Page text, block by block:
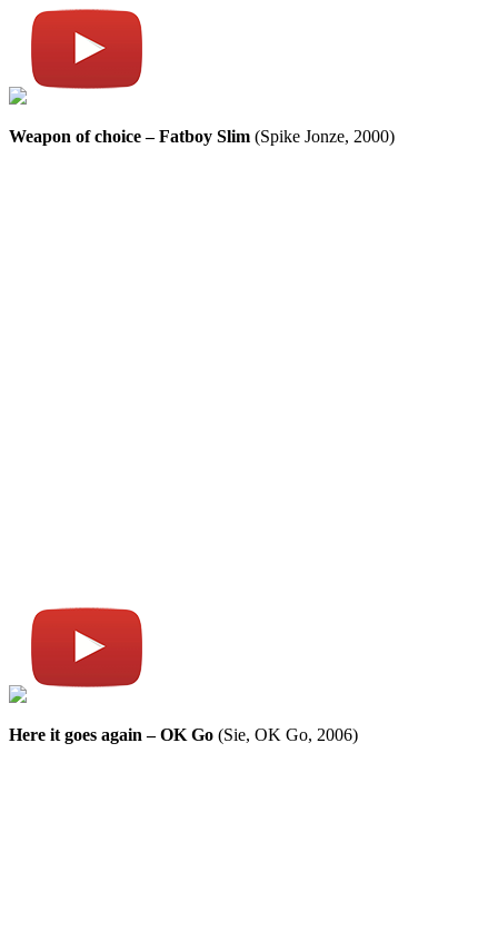
Weapon of choice – Fatboy Slim (Spike Jonze, 2000)
Here it goes again – OK Go (Sie, OK Go, 2006)